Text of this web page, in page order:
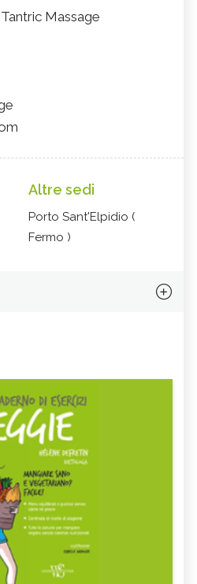
Massage
Altre sedi
Porto Sant'Elpidio (
Fermo )